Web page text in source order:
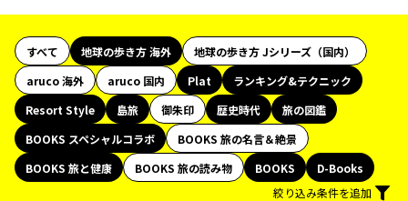
すべて 地球の歩き方 海外
地球の歩き方 Jシリーズ（国内）
aruco 海外
aruco 国内 Plat
ランキング&テクニック
Resort Style
島旅 御朱印 歴史時代
旅の図鑑
BOOKS スペシャルコラボ
BOOKS 旅の名言＆絶景
BOOKS 旅と健康
BOOKS 旅の読み物 BOOKS
D-Books
絞り込み条件を追加